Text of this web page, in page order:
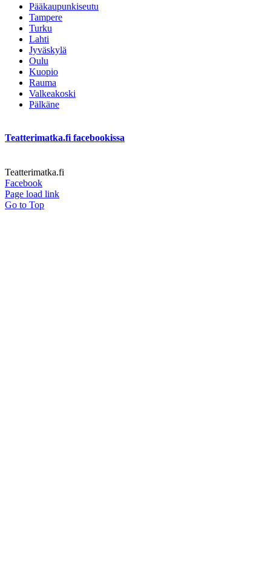
Pääkaupunkiseutu
Tampere
Turku
Lahti
Jyväskylä
Oulu
Kuopio
Rauma
Valkeakoski
Pälkäne
Teatterimatka.fi facebookissa
Teatterimatka.fi
Facebook
Page load link
Go to Top